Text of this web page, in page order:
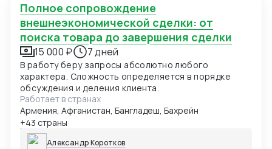
Полное сопровождение
внешнеэкономической сделки: от
поиска товара до завершения сделки
15 000 ₽ 7 дней
В работу беру запросы абсолютно любого
характера. Сложность определяется в порядке
обсуждения и деления клиента.
Работает в странах
Армения, Афганистан, Бангладеш, Бахрейн
+43 страны
Александр Коротков